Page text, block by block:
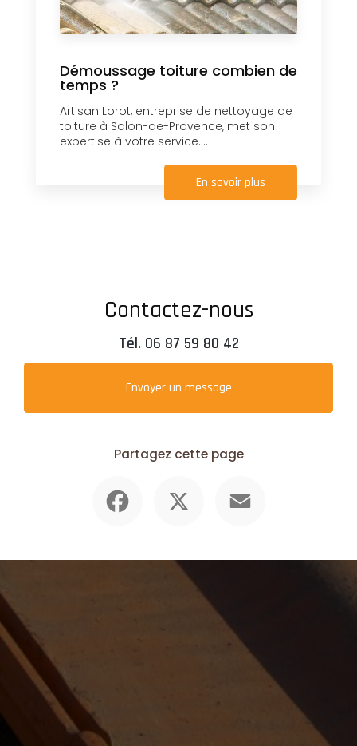
Démoussage toiture combien de
temps ?
Artisan Lorot, entreprise de nettoyage de
toiture à Salon-de-Provence, met son
expertise à votre service....
En savoir plus
Contactez-nous
Tél. 06 87 59 80 42
Envoyer un message
Partagez cette page